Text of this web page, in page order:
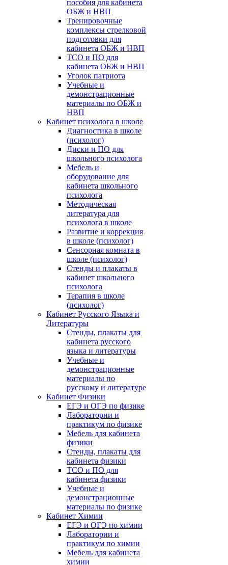
пособия для кабинета
ОБЖ и НВП
Тренировочные
комплексы стрелковой
подготовки для
кабинета ОБЖ и НВП
ТСО и ПО для
кабинета ОБЖ и НВП
Уголок патриота
Учебные и
демонстрационные
материалы по ОБЖ и
НВП
Кабинет психолога в школе
Диагностика в школе
(психолог)
Диски и ПО для
школьного психолога
Мебель и
оборудование для
кабинета школьного
психолога
Методическая
литература для
психолога в школе
Развитие и коррекция
в школе (психолог)
Сенсорная комната в
школе (психолог)
Стенды и плакаты в
кабинет школьного
психолога
Терапия в школе
(психолог)
Кабинет Русского Языка и
Литературы
Стенды, плакаты для
кабинета русского
языка и литературы
Учебные и
демонстрационные
материалы по
русскому и литературе
Кабинет Физики
ЕГЭ и ОГЭ по физике
Лаборатории и
практикум по физике
Мебель для кабинета
физики
Стенды, плакаты для
кабинета физики
ТСО и ПО для
кабинета физики
Учебные и
демонстрационные
материалы по физике
Кабинет Химии
ЕГЭ и ОГЭ по химии
Лаборатории и
практикум по химии
Мебель для кабинета
химии